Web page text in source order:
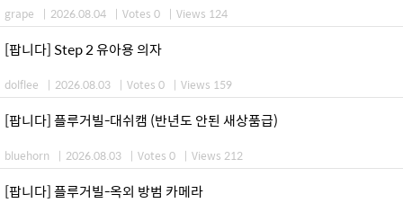
grape | 2026.08.04 | Votes 0 | Views 124
[팝니다] Step 2 유아용 의자
dolflee | 2026.08.03 | Votes 0 | Views 159
[팝니다] 플루거빌-대쉬캠 (반년도 안된 새상품급)
bluehorn | 2026.08.03 | Votes 0 | Views 212
[팝니다] 플루거빌-옥외 방범 카메라